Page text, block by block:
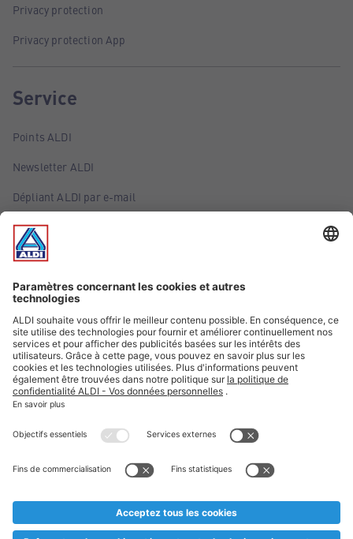
Privacy protection
Privacy protection App
Service
Points ALDI
Newsletter ALDI
Dépliant ALDI par e-mail
Offres
Infos essentielles
Suivez ALDI Belgique
Textes marqués d'un astérisque et mentions légales
* Nous vendons ces articles temporairement et jusqu'à
au cas où, malgré le planning bien étudié, nous serions
prématurément en rupture de stock. Prix Recupel et TVA incl.
** Sur ce site, l’utilisation de la forme masculine a été adoptée